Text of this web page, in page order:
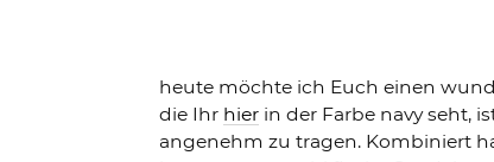
heute möchte ich Euch einen
die Ihr hierin der Farbe navy seht,
angenehm zu tragen. Kombiniert